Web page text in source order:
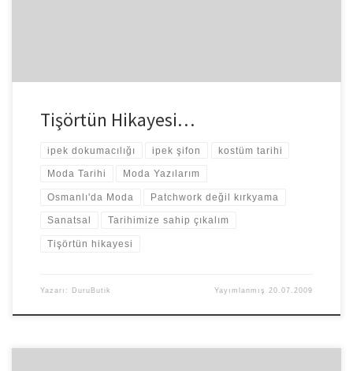
Tişörtün Hikayesi…
ipek dokumacılığı ipek şifon kostüm tarihi
Moda Tarihi Moda Yazılarım
Osmanlı'da Moda Patchwork değil kırkyama
Sanatsal Tarihimize sahip çıkalım
Tişörtün hikayesi
Yazarı: DuruButik Yayımlanmış 20.07.2009